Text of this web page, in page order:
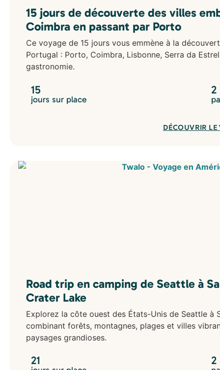
15 jours de découverte des villes
Coimbra en passant par Porto
Ce voyage de 15 jours vous emmène à la
Portugal : Porto, Coimbra, Lisbonne, Serra da
gastronomie.
15
jours sur place
2
DÉCOUVRIR LE
Road trip en camping de Seattle à
Crater Lake
Explorez la côte ouest des États-Unis de Seattle à
combinant forêts, montagnes, plages et villes
paysages grandioses.
21 2